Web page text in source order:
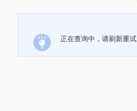
正在查询中，请刷新重试